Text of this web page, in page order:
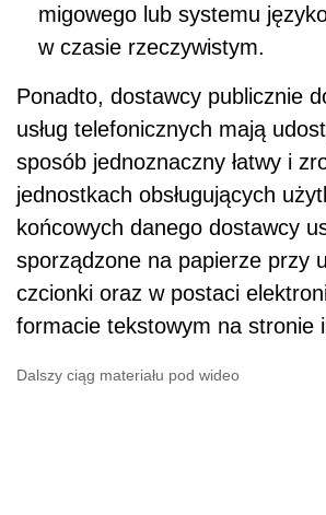
migowego lub systemu
w czasie rzeczywistym.
Ponadto, dostawcy publicznie
usług telefonicznych mają
sposób jednoznaczny łatwy i
jednostkach obsługujących
końcowych danego dostawcy
sporządzone na papierze przy
czcionki oraz w postaci
formacie tekstowym na stronie
Dalszy ciąg materiału pod wideo